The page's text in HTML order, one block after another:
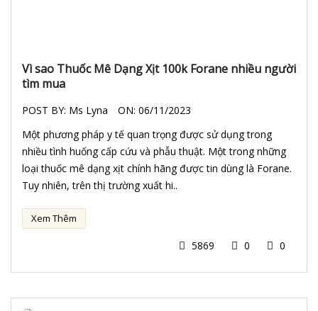
Vì sao Thuốc Mê Dạng Xịt 100k Forane nhiều người
tìm mua
POST BY: Ms Lyna ON: 06/11/2023
Một phương pháp y tế quan trọng được sử dụng trong
nhiều tình huống cấp cứu và phẫu thuật. Một trong những
loại thuốc mê dạng xịt chính hãng được tin dùng là Forane.
Tuy nhiên, trên thị trường xuất hi..
Xem Thêm
5869 0 0